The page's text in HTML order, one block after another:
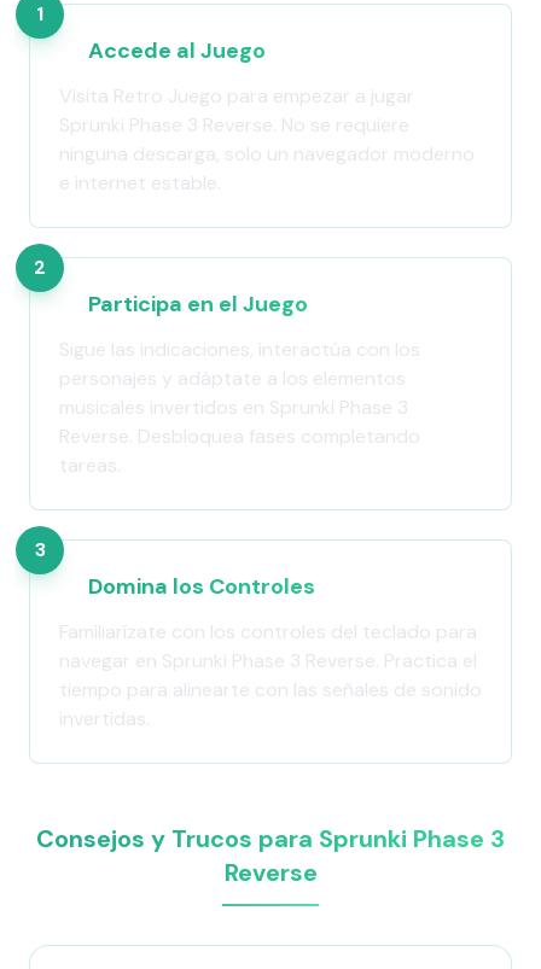
1
Accede al Juego
Visita Retro Juego para empezar a jugar
Sprunki Phase 3 Reverse. No se requiere
ninguna descarga, solo un navegador moderno
e internet estable.
2
Participa en el Juego
Sigue las indicaciones, interactúa con los
personajes y adáptate a los elementos
musicales invertidos en Sprunki Phase 3
Reverse. Desbloquea fases completando
tareas.
3
Domina los Controles
Familiarízate con los controles del teclado para
navegar en Sprunki Phase 3 Reverse. Practica el
tiempo para alinearte con las señales de sonido
invertidas.
Consejos y Trucos para Sprunki Phase 3
Reverse